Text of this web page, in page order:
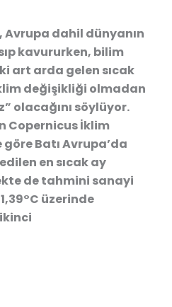
Avrupa dahil dünyanın
kavururken, bilim
art arda gelen sıcak
değişikliği olmadan
olacağını söylüyor.
Copernicus İklim
Batı Avrupa’da
en sıcak ay
de tahmini sanayi
üzerinde